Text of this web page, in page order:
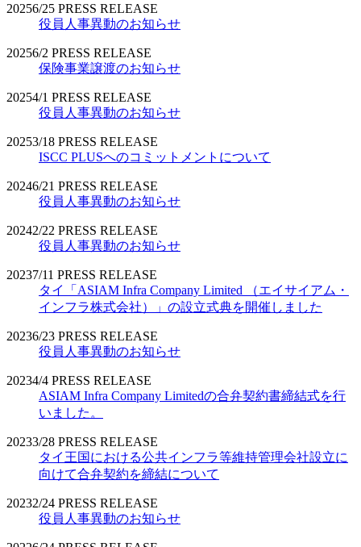
20256/25 PRESS RELEASE
役員人事異動のお知らせ
20256/2 PRESS RELEASE
保険事業譲渡のお知らせ
20254/1 PRESS RELEASE
役員人事異動のお知らせ
20253/18 PRESS RELEASE
ISCC PLUSへのコミットメントについて
20246/21 PRESS RELEASE
役員人事異動のお知らせ
20242/22 PRESS RELEASE
役員人事異動のお知らせ
20237/11 PRESS RELEASE
タイ「ASIAM Infra Company Limited （エイサイアム・
インフラ株式会社）」の設立式典を開催しました
20236/23 PRESS RELEASE
役員人事異動のお知らせ
20234/4 PRESS RELEASE
ASIAM Infra Company Limitedの合弁契約書締結式を行
いました。
20233/28 PRESS RELEASE
タイ王国における公共インフラ等維持管理会社設立に
向けて合弁契約を締結について
20232/24 PRESS RELEASE
役員人事異動のお知らせ